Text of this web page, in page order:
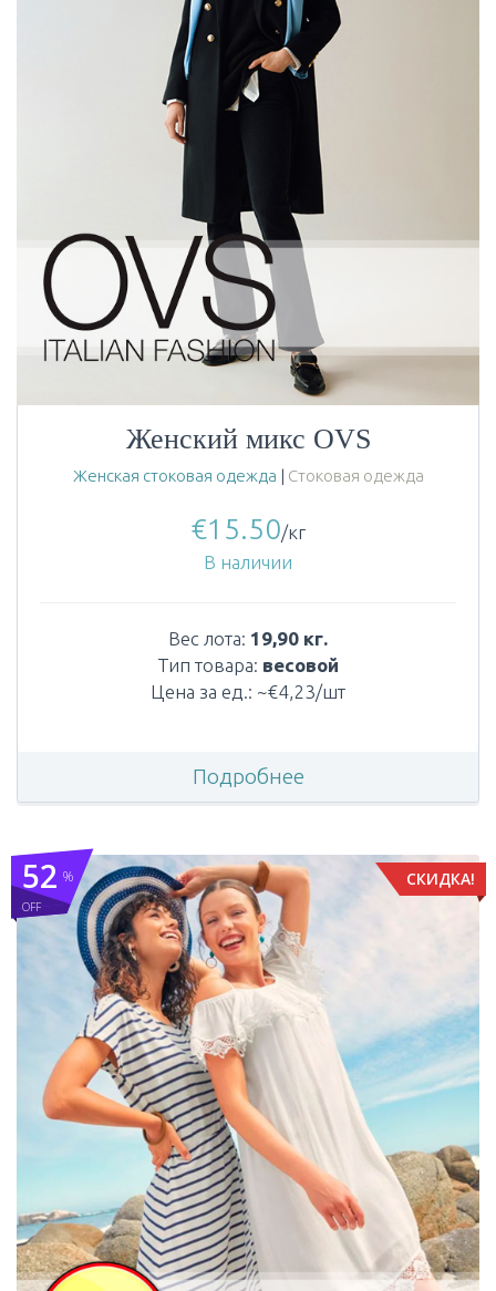
Женский микс OVS
Женская стоковая одежда | Стоковая одежда
€15.50/кг
В наличии
Вес лота: 19,90 кг.
Тип товара: весовой
Цена за ед.: ~€4,23/шт
Подробнее
СКИДКА!
%
OFF
52